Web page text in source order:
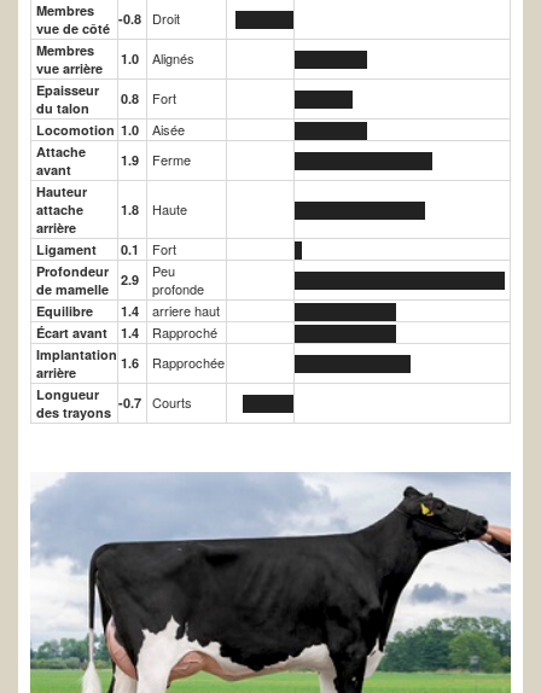
Membres
vue de côté
-0.8 Droit
Membres
vue arrière
1.0 Alignés
Epaisseur
du talon
0.8 Fort
Locomotion 1.0 Aisée
Attache
avant
1.9 Ferme
Hauteur
attache
arrière
1.8 Haute
Ligament 0.1 Fort
Profondeur
de mamelle
2.9
Peu
profonde
Equilibre 1.4 arriere haut
Écart avant 1.4 Rapproché
Implantation
arrière
1.6 Rapprochée
Longueur
des trayons
-0.7 Courts